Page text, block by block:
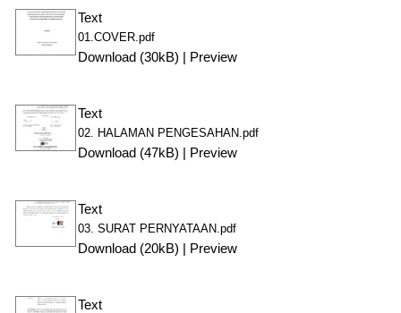
Text
01.COVER.pdf
Download (30kB) Preview
Text
02. HALAMAN PENGESAHAN.pdf
Download (47kB) Preview
Text
03. SURAT PERNYATAAN.pdf
Download (20kB) Preview
Text